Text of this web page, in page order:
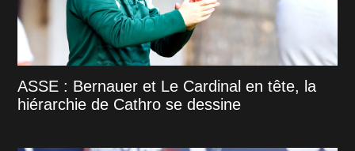
ASSE : Bernauer et Le Cardinal en tête, la
hiérarchie de Cathro se dessine